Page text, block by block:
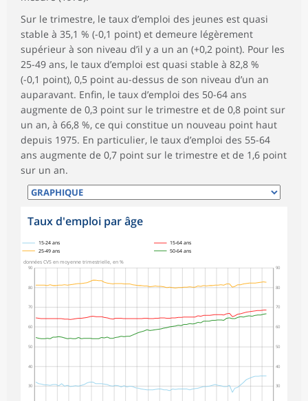
Sur le trimestre, le taux d’emploi des jeunes est quasi
stable à 35,1 % (-0,1 point) et demeure légèrement
supérieur à son niveau d’il y a un an (+0,2 point). Pour les
25-49 ans, le taux d’emploi est quasi stable à 82,8 %
(-0,1 point), 0,5 point au-dessus de son niveau d’un an
auparavant. Enfin, le taux d’emploi des 50-64 ans
augmente de 0,3 point sur le trimestre et de 0,8 point sur
un an, à 66,8 %, ce qui constitue un nouveau point haut
depuis 1975. En particulier, le taux d’emploi des 55-64
ans augmente de 0,7 point sur le trimestre et de 1,6 point
sur un an.
Taux d'emploi par âge
30
40
50
60
70
80
90
30
40
50
60
70
80
90
données CVS en moyenne trimestrielle, en %
15-24 ans
15-64 ans
25-49 ans
50-64 ans